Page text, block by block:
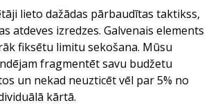
lieto dažādas pārbaudītas taktikss,
atdeves izredzes. Galvenais elements
fiksētu limitu sekošana. Mūsu
fragmentēt savu budžetu
un nekad neuzticēt vēl par 5% no
kārtā.